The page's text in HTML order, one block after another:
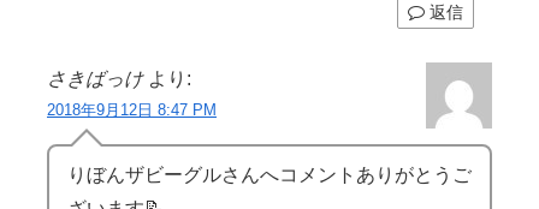
返信
さきばっけ より:
2018年9月12日 8:47 PM
りぼんザビーグルさんへコメントありがとうご